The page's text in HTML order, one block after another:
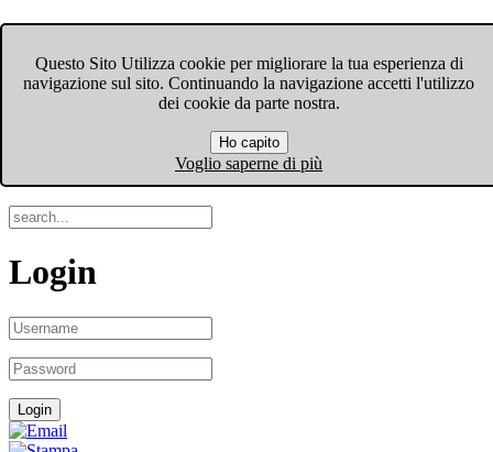
Questo Sito Utilizza cookie per migliorare la tua esperienza di
navigazione sul sito. Continuando la navigazione accetti l'utilizzo
dei cookie da parte nostra.
Ho capito
Voglio saperne di più
Menu
Login